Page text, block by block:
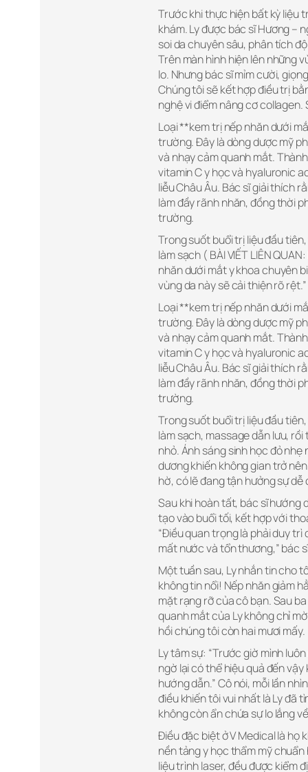
Trước khi thực hiện bất kỳ liệu
khám. Ly được bác sĩ Hương –
soi da chuyên sâu, phân tích
Trên màn hình hiện lên những
lo. Nhưng bác sĩ mỉm cười,
Chúng tôi sẽ kết hợp điều trị
nghệ vi điểm nâng cơ collagen.
Loại **kem trị nếp nhăn dưới
trường. Đây là dòng dược mỹ
và nhạy cảm quanh mắt.
vitamin C y học và hyaluronic
liễu Châu Âu. Bác sĩ giải thích
làm đầy rãnh nhăn, đồng thời
trường.
Trong suốt buổi trị liệu đầu
làm sạch ( BÀI VIẾT LIÊN QUAN:
nhăn dưới mắt y khoa chuyên
vùng da này sẽ cải thiện rõ rệt.”
Loại **kem trị nếp nhăn dưới
trường. Đây là dòng dược mỹ
và nhạy cảm quanh mắt.
vitamin C y học và hyaluronic
liễu Châu Âu. Bác sĩ giải thích
làm đầy rãnh nhăn, đồng thời
trường.
Trong suốt buổi trị liệu đầu
làm sạch, massage dẫn lưu,
nhỏ. Ánh sáng sinh học đỏ
dương khiến không gian trở
hờ, có lẽ đang tận hưởng sự
Sau khi hoàn tất, bác sĩ hướng
tạo vào buổi tối, kết hợp với
“Điều quan trọng là phải duy trì
mất nước và tổn thương,” bác
Một tuần sau, Ly nhắn tin cho
không tin nổi! Nếp nhăn giảm
mặt rạng rỡ của cô bạn. Sau
quanh mắt của Ly không chỉ
hồi chúng tôi còn hai mươi mấy.
Ly tâm sự: “Trước giờ mình
ngờ lại có thể hiệu quả đến
hướng dẫn.” Cô nói, mỗi lần
điều khiến tôi vui nhất là Ly đã
không còn ẩn chứa sự lo lắng
Điều đặc biệt ở V Medical là họ
nền tảng y học thẩm mỹ
liệu trình laser, đều được kiểm